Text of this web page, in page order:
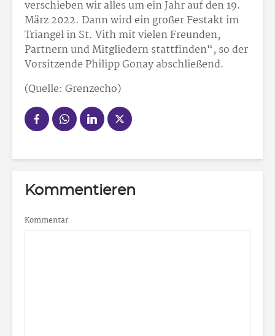
verschieben wir alles um ein Jahr auf den 19.
März 2022. Dann wird ein großer Festakt im
Triangel in St. Vith mit vielen Freunden,
Partnern und Mitgliedern stattfinden“, so der
Vorsitzende Philipp Gonay abschließend.
(Quelle: Grenzecho)
Kommentieren
Kommentar